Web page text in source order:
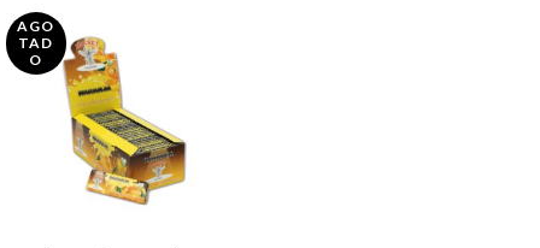
AGO
TAD
O